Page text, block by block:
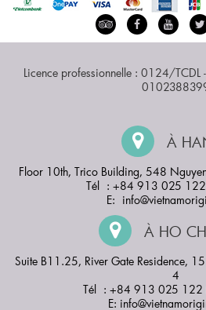
Licence professionnelle : 0124/TCDL
À
Floor 10th, Trico Building, 548
Tél : +84 913 025 122
E:
À HO
Suite B11.25, River Gate Residence,
4
Tél : +84 913 025 122
E: